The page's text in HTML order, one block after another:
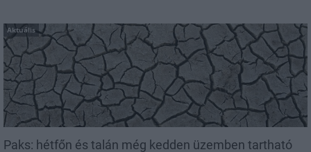
Aktuális
Paks: hétfőn és talán még kedden üzemben tartható